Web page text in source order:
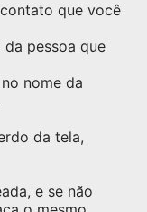
que você
da pessoa que
nome da
da tela,
e se não